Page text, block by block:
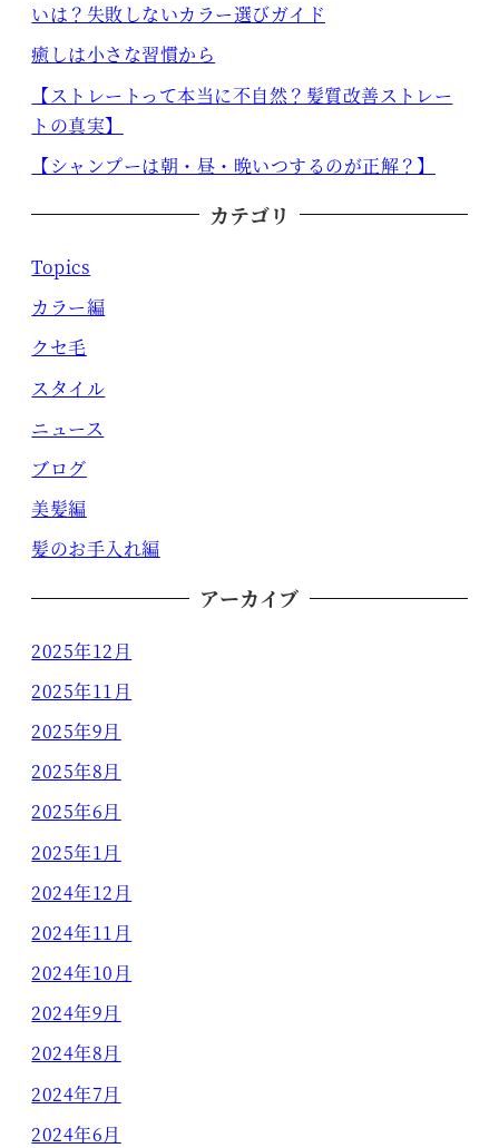
いは？失敗しないカラー選びガイド
癒しは小さな習慣から
【ストレートって本当に不自然？髪質改善ストレー
トの真実】
【シャンプーは朝・昼・晩いつするのが正解？】
カテゴリ
Topics
カラー編
クセ毛
スタイル
ニュース
ブログ
美髪編
髪のお手入れ編
アーカイブ
2025年12月
2025年11月
2025年9月
2025年8月
2025年6月
2025年1月
2024年12月
2024年11月
2024年10月
2024年9月
2024年8月
2024年7月
2024年6月